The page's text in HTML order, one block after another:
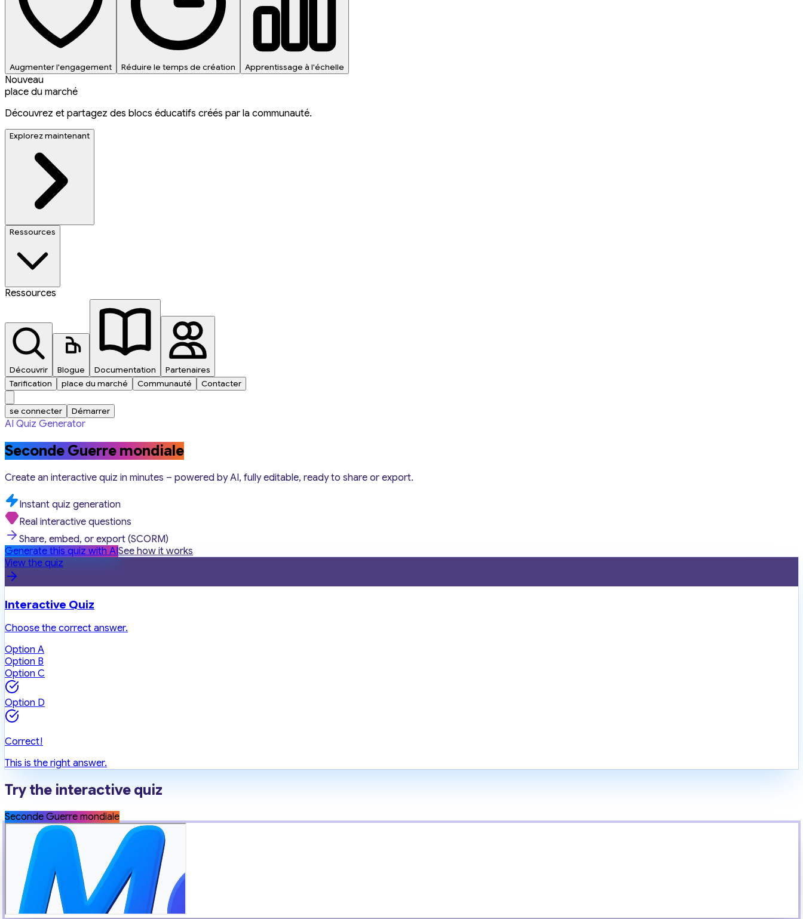
Augmenter l'engagement Réduire le temps de création Apprentissage à l'échelle
Nouveau
place du marché
Découvrez et partagez des blocs éducatifs créés par la communauté.
Explorez maintenant
Ressources
Ressources
Découvrir Blogue Documentation
Partenaires
Tarification
place du marché Communauté Contacter
se connecter Démarrer
AI Quiz Generator
Seconde Guerre mondiale
Create an interactive quiz in minutes – powered by AI, fully editable, ready to share or export.
Instant quiz generation
Real interactive questions
Share, embed, or export (SCORM)
Generate this quiz with AISee how it works
View the quiz
Interactive Quiz
Choose the correct answer.
Option A
Option B
Option C
Option D
Correct!
This is the right answer.
Try the interactive quiz
Seconde Guerre mondiale